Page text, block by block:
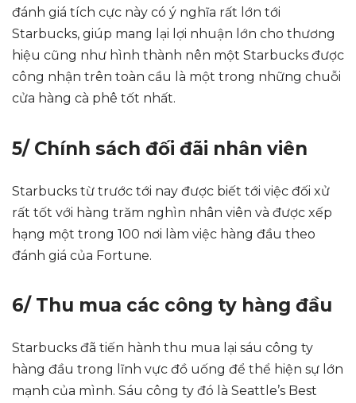
đánh giá tích cực này có ý nghĩa rất lớn tới
Starbucks, giúp mang lại lợi nhuận lớn cho thương
hiệu cũng như hình thành nên một Starbucks được
công nhận trên toàn cầu là một trong những chuỗi
cửa hàng cà phê tốt nhất.
5/ Chính sách đối đãi nhân viên
Starbucks từ trước tới nay được biết tới việc đối xử
rất tốt với hàng trăm nghìn nhân viên và được xếp
hạng một trong 100 nơi làm việc hàng đầu theo
đánh giá của Fortune.
6/ Thu mua các công ty hàng đầu
Starbucks đã tiến hành thu mua lại sáu công ty
hàng đầu trong lĩnh vực đồ uống để thể hiện sự lớn
mạnh của mình. Sáu công ty đó là Seattle’s Best